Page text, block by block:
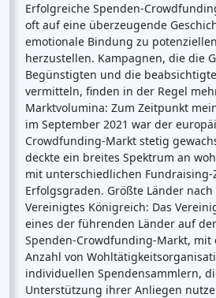
Erfolgreiche Spenden-
oft auf eine überzeugende
emotionale Bindung zu
herzustellen. Kampagnen, die die
Begünstigten und die
vermitteln, finden in der Regel
Marktvolumina: Zum Zeitpunkt
im September 2021 war der
Crowdfunding-Markt stetig
deckte ein breites Spektrum an
mit unterschiedlichen Fundraising-
Erfolgsgraden. Größte Länder nach
Vereinigtes Königreich: Das
eines der führenden Länder auf
Spenden-Crowdfunding-Markt,
Anzahl von
individuellen Spendensammlern,
Unterstützung ihrer Anliegen